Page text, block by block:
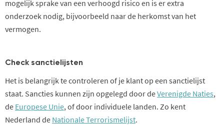
mogelijk sprake van een verhoogd risico en is er extra
onderzoek nodig, bijvoorbeeld naar de herkomst van het
vermogen.
Check sanctielijsten
Het is belangrijk te controleren of je klantop een sanctielijst
staat. Sancties kunnen zijn opgelegd door deVerenigde Naties,
de Europese Unie, of door individuele landen. Zo kent
Nederland de Nationale Terrorismelijst.